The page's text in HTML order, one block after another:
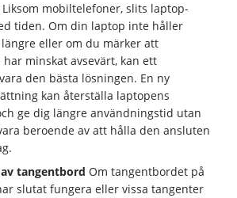
Liksom mobiltelefoner, slits laptop-
tiden. Om din laptop inte håller
eller om du märker att
minskat avsevärt, kan ett
den bästa lösningen. En ny
kan återställa laptopens
ge dig längre användningstid utan
beroende av att hålla den ansluten
tangentbord Om tangentbordet på
slutat fungera eller vissa tangenter